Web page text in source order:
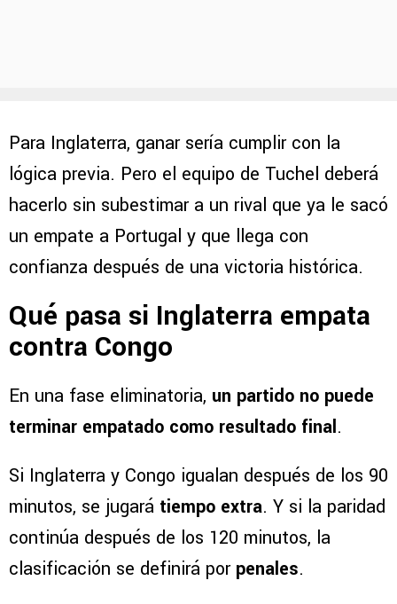
Para Inglaterra, ganar sería cumplir con la
lógica previa. Pero el equipo de Tuchel deberá
hacerlo sin subestimar a un rival que ya le sacó
un empate a Portugal y que llega con
confianza después de una victoria histórica.
Qué pasa si Inglaterra empata
contra Congo
En una fase eliminatoria, un partido no puede
terminar empatado como resultado final.
Si Inglaterra y Congo igualan después de los 90
minutos, se jugará tiempo extra. Y si la paridad
continúa después de los 120 minutos, la
clasificación se definirá por penales.